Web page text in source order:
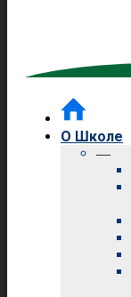
О Школе
—